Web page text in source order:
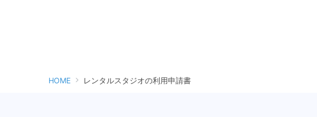
HOME レンタルスタジオの利用申請書